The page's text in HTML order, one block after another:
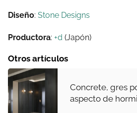
Diseño: Stone Designs
Productora: +d (Japón)
Otros artículos
Concrete, gres
aspecto de